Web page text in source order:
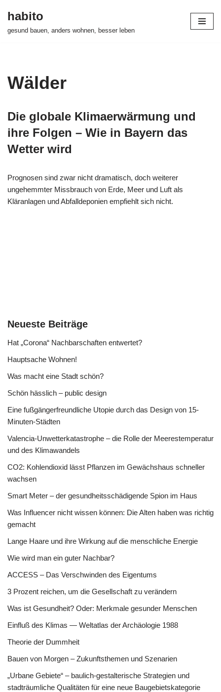
habito
gesund bauen, anders wohnen, besser leben
Wälder
Die globale Klimaerwärmung und
ihre Folgen – Wie in Bayern das
Wetter wird
Prognosen sind zwar nicht dramatisch, doch weiterer
ungehemmter Missbrauch von Erde, Meer und Luft als
Kläranlagen und Abfalldeponien empfiehlt sich nicht.
Neueste Beiträge
Hat „Corona“ Nachbarschaften entwertet?
Hauptsache Wohnen!
Was macht eine Stadt schön?
Schön hässlich – public design
Eine fußgängerfreundliche Utopie durch das Design von 15-
Minuten-Städten
Valencia-Unwetterkatastrophe – die Rolle der Meerestemperatur
und des Klimawandels
CO2: Kohlendioxid lässt Pflanzen im Gewächshaus schneller
wachsen
Smart Meter – der gesundheitsschädigende Spion im Haus
Was Influencer nicht wissen können: Die Alten haben was richtig
gemacht
Lange Haare und ihre Wirkung auf die menschliche Energie
Wie wird man ein guter Nachbar?
ACCESS – Das Verschwinden des Eigentums
3 Prozent reichen, um die Gesellschaft zu verändern
Was ist Gesundheit? Oder: Merkmale gesunder Menschen
Einfluß des Klimas — Weltatlas der Archäologie 1988
Theorie der Dummheit
Bauen von Morgen – Zukunftsthemen und Szenarien
„Urbane Gebiete“ – baulich-gestalterische Strategien und
stadträumliche Qualitäten für eine neue Baugebietskategorie